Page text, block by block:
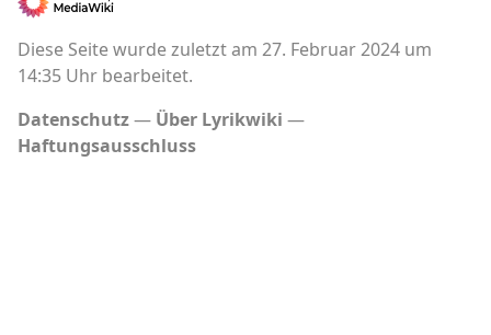
Diese Seite wurde zuletzt am 27. Februar 2024 um
14:35 Uhr bearbeitet.
Datenschutz
Über Lyrikwiki
Haftungsausschluss